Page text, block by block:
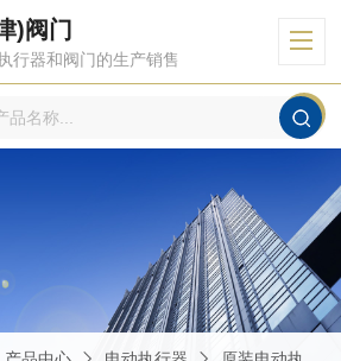
)阀门
行器和阀门的生产销售